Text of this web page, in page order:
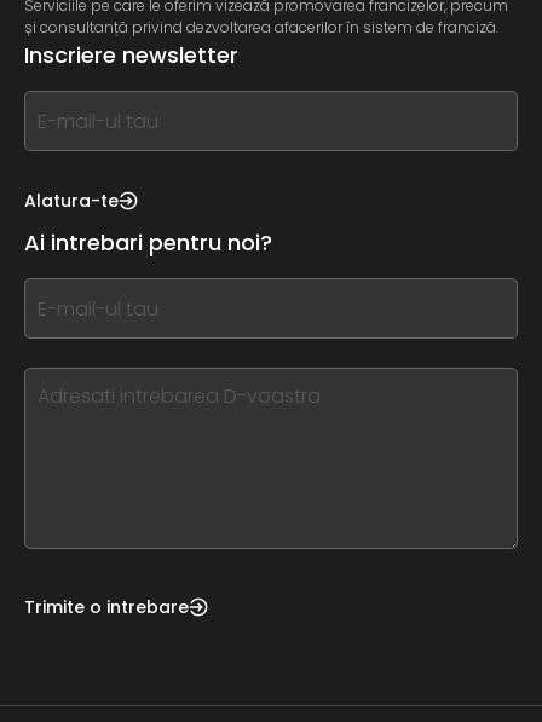
Serviciile pe care le oferim vizează promovarea francizelor, precum
și consultanță privind dezvoltarea afacerilor în sistem de franciză.
Inscriere newsletter
If
you
this,
this
form
field
blank
Alatura-te
Ai intrebari pentru noi?
If
you
this,
Trimite o intrebare